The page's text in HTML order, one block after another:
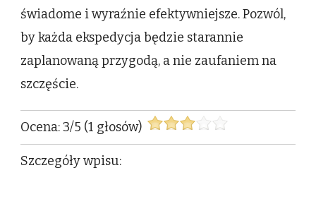
świadome i wyraźnie efektywniejsze. Pozwól,
by każda ekspedycja będzie starannie
zaplanowaną przygodą, a nie zaufaniem na
szczęście.
Ocena:3/5 (1 głosów)
Szczegóły wpisu: